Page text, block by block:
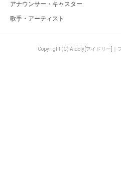
アナウンサー・キャスター
歌手・アーティスト
Copyright (C) Aidoly[アイドリー]｜